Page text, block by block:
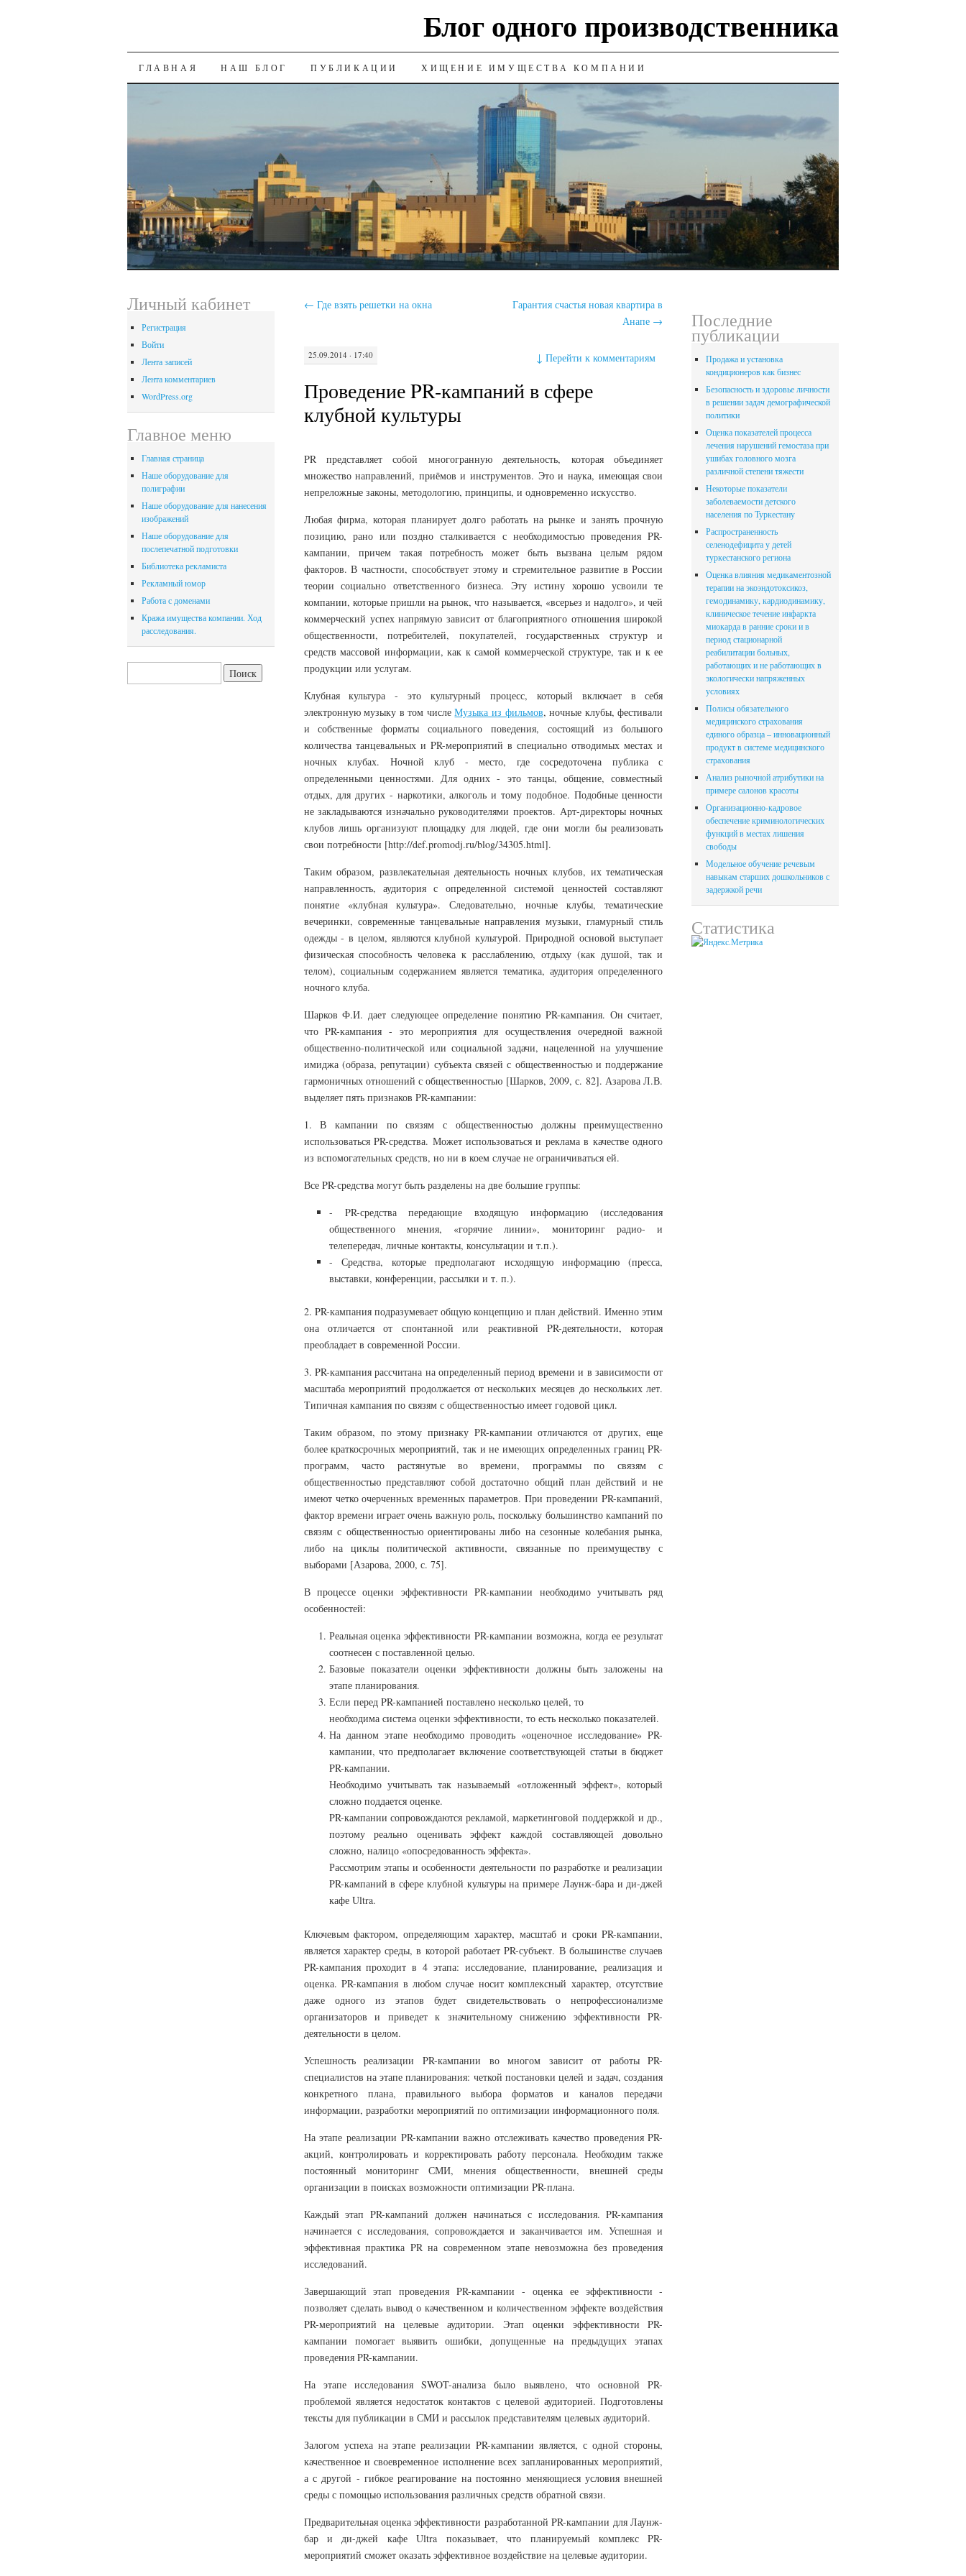
Блог одного производственника
SKIP
ГЛАВНАЯ НАШ БЛОГ ПУБЛИКАЦИИ ХИЩЕНИЕ ИМУЩЕСТВА КОМПАНИИ
← Где взять решетки на окна
Гарантия счастья новая квартира в
Анапе →
25.09.2014 · 17:40 ↓Перейти к комментариям
Проведение PR-кампаний в сфере
клубной культуры
PR представляет собой многогранную деятельность, которая объединяет
множество направлений, приёмов и инструментов. Это и наука, имеющая свои
непреложные законы, методологию, принципы, и одновременно искусство.
Любая фирма, которая планирует долго работать на рынке и занять прочную
позицию, рано или поздно сталкивается с необходимостью проведения PR-
кампании, причем такая потребность может быть вызвана целым рядом
факторов. В частности, способствует этому и стремительное развитие в России
теории социально ответственного бизнеса. Эту истину хорошо усвоили те
компании, которые пришли на рынок, что называется, «всерьез и надолго», и чей
коммерческий успех напрямую зависит от благоприятного отношения широкой
общественности, потребителей, покупателей, государственных структур и
средств массовой информации, как к самой коммерческой структуре, так и к ее
продукции или услугам.
Клубная культура - это культурный процесс, который включает в себя
электронную музыку в том числеМузыка из фильмов, ночные клубы, фестивали
и собственные форматы социального поведения, состоящий из большого
количества танцевальных и PR-мероприятий в специально отводимых местах и
ночных клубах. Ночной клуб - место, где сосредоточена публика с
определенными ценностями. Для одних - это танцы, общение, совместный
отдых, для других - наркотики, алкоголь и тому подобное. Подобные ценности
не закладываются изначально руководителями проектов. Арт-директоры ночных
клубов лишь организуют площадку для людей, где они могли бы реализовать
свои потребности [http://def.promodj.ru/blog/34305.html].
Таким образом, развлекательная деятельность ночных клубов, их тематическая
направленность, аудитория с определенной системой ценностей составляют
понятие «клубная культура». Следовательно, ночные клубы, тематические
вечеринки, современные танцевальные направления музыки, гламурный стиль
одежды - в целом, являются клубной культурой. Природной основой выступает
физическая способность человека к расслаблению, отдыху (как душой, так и
телом), социальным содержанием является тематика, аудитория определенного
ночного клуба.
Шарков Ф.И. дает следующее определение понятию PR-кампания. Он считает,
что PR-кампания - это мероприятия для осуществления очередной важной
общественно-политической или социальной задачи, нацеленной на улучшение
имиджа (образа, репутации) субъекта связей с общественностью и поддержание
гармоничных отношений с общественностью [Шарков, 2009, с. 82]. Азарова Л.В.
выделяет пять признаков PR-кампании:
1. В кампании по связям с общественностью должны преимущественно
использоваться PR-средства. Может использоваться и реклама в качестве одного
из вспомогательных средств, но ни в коем случае не ограничиваться ей.
Все PR-средства могут быть разделены на две большие группы:
- PR-средства передающие входящую информацию (исследования
общественного мнения, «горячие линии», мониторинг радио- и
телепередач, личные контакты, консультации и т.п.).
- Средства, которые предполагают исходящую информацию (пресса,
выставки, конференции, рассылки и т. п.).
2. PR-кампания подразумевает общую концепцию и план действий. Именно этим
она отличается от спонтанной или реактивной PR-деятельности, которая
преобладает в современной России.
3. PR-кампания рассчитана на определенный период времени и в зависимости от
масштаба мероприятий продолжается от нескольких месяцев до нескольких лет.
Типичная кампания по связям с общественностью имеет годовой цикл.
Таким образом, по этому признаку PR-кампании отличаются от других, еще
более краткосрочных мероприятий, так и не имеющих определенных границ PR-
программ, часто растянутые во времени, программы по связям с
общественностью представляют собой достаточно общий план действий и не
имеют четко очерченных временных параметров. При проведении PR-кампаний,
фактор времени играет очень важную роль, поскольку большинство кампаний по
связям с общественностью ориентированы либо на сезонные колебания рынка,
либо на циклы политической активности, связанные по преимуществу с
выборами [Азарова, 2000, с. 75].
В процессе оценки эффективности PR-кампании необходимо учитывать ряд
особенностей:
Реальная оценка эффективности PR-кампании возможна, когда ее результат
соотнесен с поставленной целью.
Базовые показатели оценки эффективности должны быть заложены на
этапе планирования.
Если перед PR-кампанией поставлено несколько целей, то
необходима система оценки эффективности, то есть несколько показателей.
На данном этапе необходимо проводить «оценочное исследование» PR-
кампании, что предполагает включение соответствующей статьи в бюджет
PR-кампании.
Необходимо учитывать так называемый «отложенный эффект», который
сложно поддается оценке.
PR-кампании сопровождаются рекламой, маркетинговой поддержкой и др.,
поэтому реально оценивать эффект каждой составляющей довольно
сложно, налицо «опосредованность эффекта».
Рассмотрим этапы и особенности деятельности по разработке и реализации
PR-кампаний в сфере клубной культуры на примере Лаунж-бара и ди-джей
кафе Ultra.
Ключевым фактором, определяющим характер, масштаб и сроки PR-кампании,
является характер среды, в которой работает PR-субъект. В большинстве случаев
PR-кампания проходит в 4 этапа: исследование, планирование, реализация и
оценка. PR-кампания в любом случае носит комплексный характер, отсутствие
даже одного из этапов будет свидетельствовать о непрофессионализме
организаторов и приведет к значительному снижению эффективности PR-
деятельности в целом.
Успешность реализации PR-кампании во многом зависит от работы PR-
специалистов на этапе планирования: четкой постановки целей и задач, создания
конкретного плана, правильного выбора форматов и каналов передачи
информации, разработки мероприятий по оптимизации информационного поля.
На этапе реализации PR-кампании важно отслеживать качество проведения PR-
акций, контролировать и корректировать работу персонала. Необходим также
постоянный мониторинг СМИ, мнения общественности, внешней среды
организации в поисках возможности оптимизации PR-плана.
Каждый этап PR-кампаний должен начинаться с исследования. PR-кампания
начинается с исследования, сопровождается и заканчивается им. Успешная и
эффективная практика PR на современном этапе невозможна без проведения
исследований.
Завершающий этап проведения PR-кампании - оценка ее эффективности -
позволяет сделать вывод о качественном и количественном эффекте воздействия
PR-мероприятий на целевые аудитории. Этап оценки эффективности PR-
кампании помогает выявить ошибки, допущенные на предыдущих этапах
проведения PR-кампании.
На этапе исследования SWOT-анализа было выявлено, что основной PR-
проблемой является недостаток контактов с целевой аудиторией. Подготовлены
тексты для публикации в СМИ и рассылок представителям целевых аудиторий.
Залогом успеха на этапе реализации PR-кампании является, с одной стороны,
качественное и своевременное исполнение всех запланированных мероприятий,
а с другой - гибкое реагирование на постоянно меняющиеся условия внешней
среды с помощью использования различных средств обратной связи.
Предварительная оценка эффективности разработанной PR-кампании для Лаунж-
бар и ди-джей кафе Ultra показывает, что планируемый комплекс PR-
мероприятий сможет оказать эффективное воздействие на целевые аудитории.
Личный кабинет
Регистрация
Войти
Лента записей
Лента комментариев
WordPress.org
Главное меню
Главная страница
Наше оборудование для
полиграфии
Наше оборудование для нанесения
изображений
Наше оборудование для
послепечатной подготовки
Библиотека рекламиста
Рекламный юмор
Работа с доменами
Кража имущества компании. Ход
расследования.
Последние
публикации
Продажа и установка
кондиционеров как бизнес
Безопасность и здоровье личности
в решении задач демографической
политики
Оценка показателей процесса
лечения нарушений гемостаза при
ушибах головного мозга
различной степени тяжести
Некоторые показатели
заболеваемости детского
населения по Туркестану
Распространенность
селенодефицита у детей
туркестанского региона
Оценка влияния медикаментозной
терапии на экоэндотоксикоз,
гемодинамику, кардиодинамику,
клиническое течение инфаркта
миокарда в ранние сроки и в
период стационарной
реабилитации больных,
работающих и не работающих в
экологически напряженных
условиях
Полисы обязательного
медицинского страхования
единого образца – инновационный
продукт в системе медицинского
страхования
Анализ рыночной атрибутики на
примере салонов красоты
Организационно-кадровое
обеспечение криминологических
функций в местах лишения
свободы
Модельное обучение речевым
навыкам старших дошкольников с
задержкой речи
Статистика